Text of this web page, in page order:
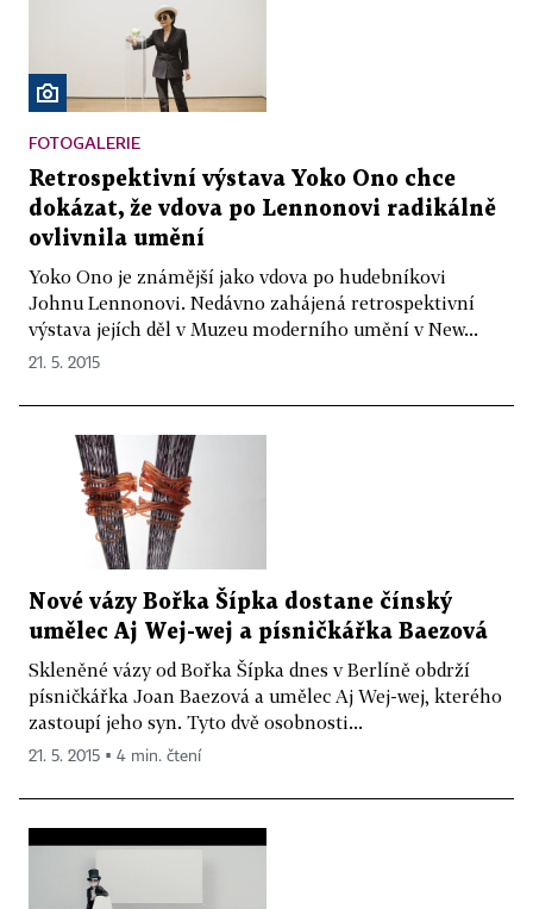
FOTOGALERIE
Retrospektivní výstava Yoko Ono chce
dokázat, že vdova po Lennonovi radikálně
ovlivnila umění
Yoko Ono je známější jako vdova po hudebníkovi
Johnu Lennonovi. Nedávno zahájená retrospektivní
výstava jejích děl v Muzeu moderního umění v New...
21. 5. 2015
Nové vázy Bořka Šípka dostane čínský
umělec Aj Wej-wej a písničkářka Baezová
Skleněné vázy od Bořka Šípka dnes v Berlíně obdrží
písničkářka Joan Baezová a umělec Aj Wej-wej, kterého
zastoupí jeho syn. Tyto dvě osobnosti...
21. 5. 2015 ▪ 4 min. čtení